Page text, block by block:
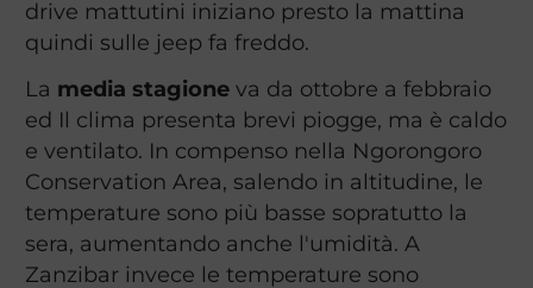
drive mattutini iniziano presto la mattina
quindi sulle jeep fa freddo.
La media stagioneva da ottobre a febbraio
ed Il clima presenta brevi piogge, ma è caldo
e ventilato. In compenso nella Ngorongoro
Conservation Area, salendo in altitudine, le
temperature sono più basse sopratutto la
sera, aumentando anche l'umidità. A
Zanzibar invece le temperature sono